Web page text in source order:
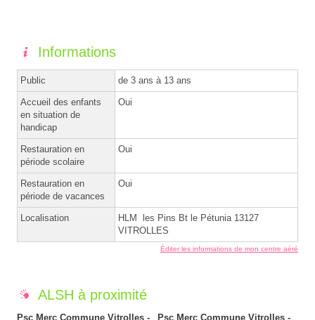
Informations
Public de 3 ans à 13 ans
Accueil des enfants
en situation de
handicap
Oui
Restauration en
période scolaire
Oui
Restauration en
période de vacances
Oui
Localisation
HLM les Pins Bt le Pétunia 13127
VITROLLES
Éditer les informations de mon centre aéré
ALSH à proximité
Psc Merc Commune Vitrolles -
Psc Merc Commune Vitrolles -